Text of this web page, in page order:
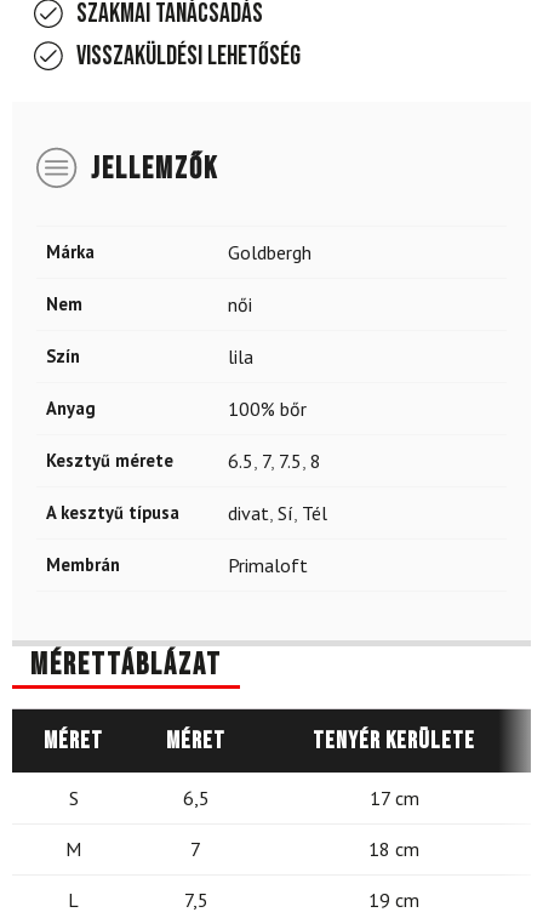
Szakmai tanácsadás
Visszaküldési lehetőség
JELLEMZŐK
Márka Goldbergh
Nem női
Szín lila
Anyag 100% bőr
Kesztyű mérete 6.5, 7, 7.5, 8
A kesztyű típusa divat, Sí, Tél
Membrán Primaloft
Mérettáblázat
Méret Méret Tenyér kerülete
S 6,5 17 cm
M 7 18 cm
L 7,5 19 cm